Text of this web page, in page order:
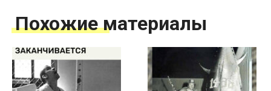
Похожие материалы